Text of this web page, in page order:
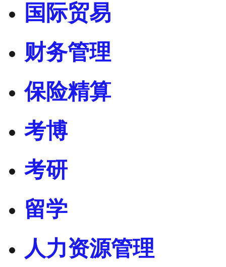
国际贸易
财务管理
保险精算
考博
考研
留学
人力资源管理